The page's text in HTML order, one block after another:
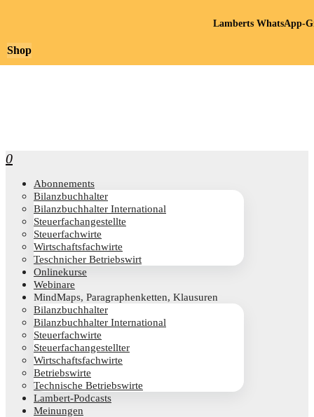
0
Abon­ne­ments
Bilanz­buch­hal­ter
Bilanz­buch­hal­ter International
Steu­er­fach­an­ge­stell­te
Steu­er­fach­wir­te
Wirt­schafts­fach­wir­te
Teschni­cher Betriebswirt
Online­kur­se
Web­i­na­re
Mind­Maps, Para­gra­phen­ket­ten, Klausuren
Bilanz­buch­hal­ter
Bilanz­buch­hal­ter International
Steu­er­fach­wir­te
Steu­er­fach­an­ge­stell­ter
Wirt­schafts­fach­wir­te
Betriebs­wir­te
Tech­ni­sche Betriebswirte
Lam­­bert-Pod­­casts
Mei­nun­gen
Shop
Lamberts WhatsApp-